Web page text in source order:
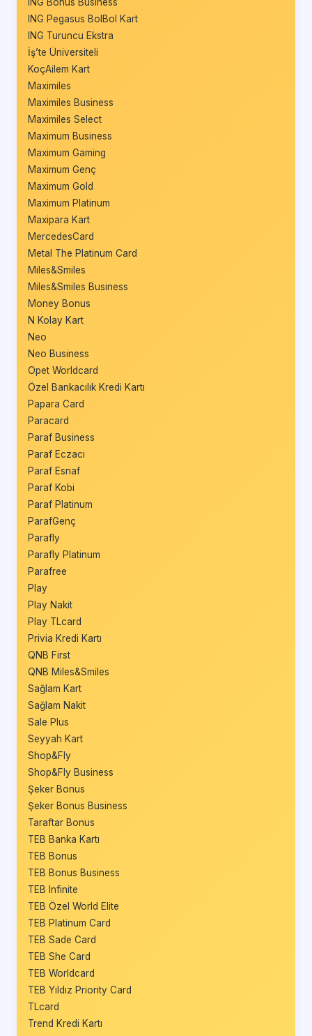
ING Pegasus BolBol Kart
ING Turuncu Ekstra
İş’te Üniversiteli
KoçAilem Kart
Maximiles
Maximiles Business
Maximiles Select
Maximum Business
Maximum Gaming
Maximum Genç
Maximum Gold
Maximum Platinum
Maxipara Kart
MercedesCard
Metal The Platinum Card
Miles&Smiles
Miles&Smiles Business
Money Bonus
N Kolay Kart
Neo
Neo Business
Opet Worldcard
Özel Bankacılık Kredi Kartı
Papara Card
Paracard
Paraf Business
Paraf Eczacı
Paraf Esnaf
Paraf Kobi
Paraf Platinum
ParafGenç
Parafly
Parafly Platinum
Parafree
Play
Play Nakit
Play TLcard
Privia Kredi Kartı
QNB First
QNB Miles&Smiles
Sağlam Kart
Sağlam Nakit
Sale Plus
Seyyah Kart
Shop&Fly
Shop&Fly Business
Şeker Bonus
Şeker Bonus Business
Taraftar Bonus
TEB Banka Kartı
TEB Bonus
TEB Bonus Business
TEB Infinite
TEB Özel World Elite
TEB Platinum Card
TEB Sade Card
TEB She Card
TEB Worldcard
TEB Yıldız Priority Card
TLcard
Trend Kredi Kartı